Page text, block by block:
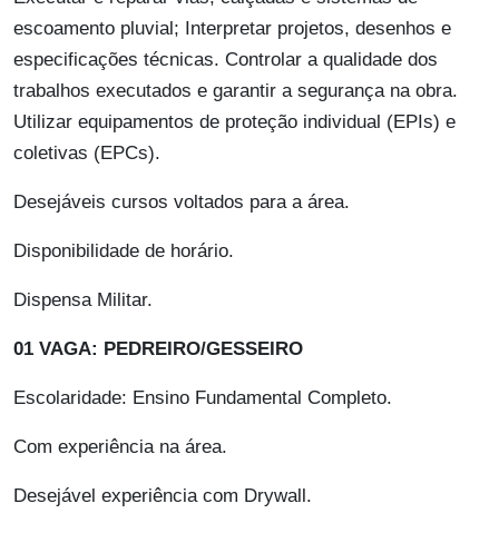
escoamento pluvial; Interpretar projetos, desenhos e
especificações técnicas. Controlar a qualidade dos
trabalhos executados e garantir a segurança na obra.
Utilizar equipamentos de proteção individual (EPIs) e
coletivas (EPCs).
Desejáveis cursos voltados para a área.
Disponibilidade de horário.
Dispensa Militar.
01 VAGA: PEDREIRO/GESSEIRO
Escolaridade: Ensino Fundamental Completo.
Com experiência na área.
Desejável experiência com Drywall.